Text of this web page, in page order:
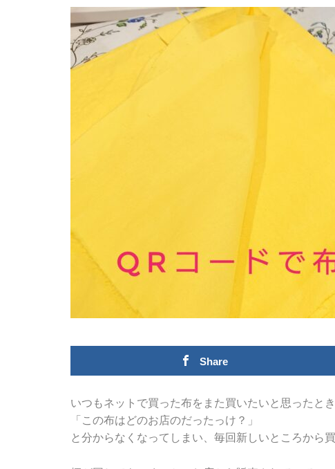
Share
いつもネットで買った布をまた買いたいと思ったと
「この布はどのお店のだったっけ？」
と分からなくなってしまい、毎回新しいところから